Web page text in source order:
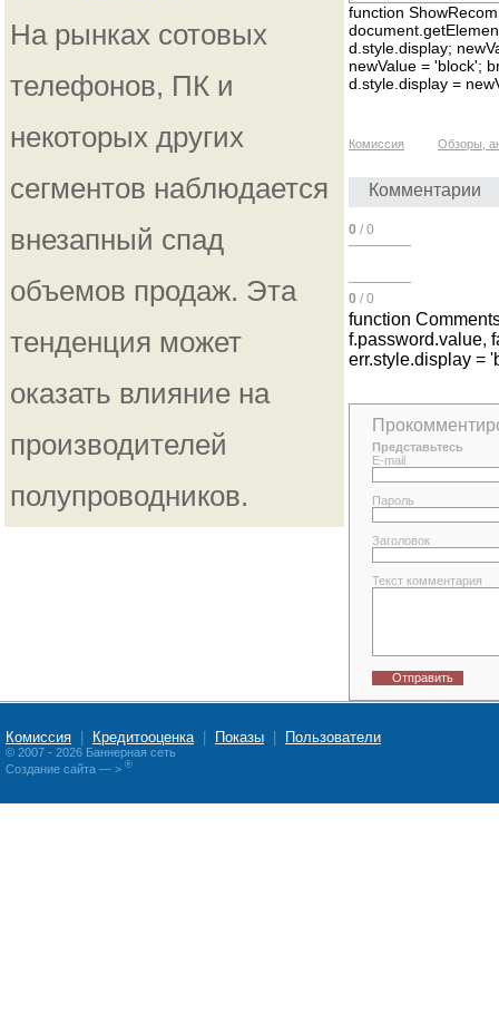
На рынках сотовых
телефонов, ПК и
некоторых других
сегментов наблюдается
внезапный спад
объемов продаж. Эта
тенденция может
оказать влияние на
производителей
полупроводников.
function
d.style.display;
newValue = 'block';
d.style.display =
Комиссия Обзоры,
Комментарии
0 / 0
0 / 0
function
f.password.value,
err.style.display =
Представьтесь
E-mail
Пароль
Заголовок
Текст комментария
Отправить
Комиссия Кредитооценка| Показы Пользователи
© 2007 - 2026 Баннерная сеть
Создание сайта — > ®